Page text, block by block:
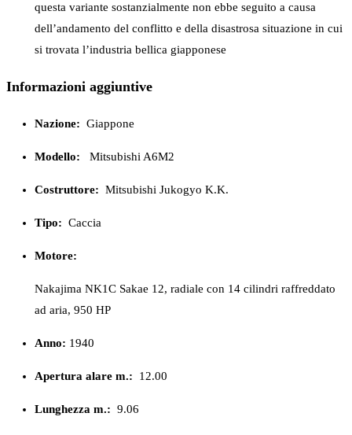
questa variante sostanzialmente non ebbe seguito a causa
dell’andamento del conflitto e della disastrosa situazione in cui
si trovata l’industria bellica giapponese
Informazioni aggiuntive
Nazione: Giappone
Modello: Mitsubishi A6M2
Costruttore: Mitsubishi Jukogyo K.K.
Tipo: Caccia
Motore:
Nakajima NK1C Sakae 12, radiale con 14 cilindri raffreddato
ad aria, 950 HP
Anno: 1940
Apertura alare m.: 12.00
Lunghezza m.: 9.06